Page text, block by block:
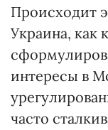
Происходит
Украина, как
интересы в
часто